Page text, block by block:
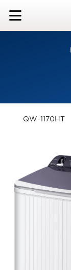
QW-1170HT